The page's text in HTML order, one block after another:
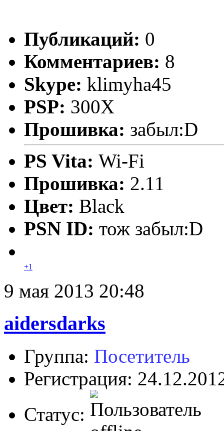
Публикаций: 0
Комментариев: 8
Skype: klimyha45
PSP: 300X
Прошивка: забыл:D
PS Vita: Wi-Fi
Прошивка: 2.11
Цвет: Black
PSN ID: тож забыл:D
+1
9 мая 2013 20:48
aidersdarks
Группа: Посетитель
Регистрация:
Статус: